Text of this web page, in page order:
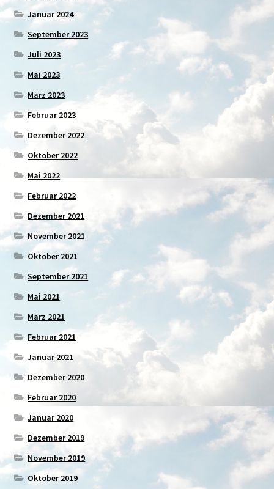
Januar 2024
September 2023
Juli 2023
Mai 2023
März 2023
Februar 2023
Dezember 2022
Oktober 2022
Mai 2022
Februar 2022
Dezember 2021
November 2021
Oktober 2021
September 2021
Mai 2021
März 2021
Februar 2021
Januar 2021
Dezember 2020
Februar 2020
Januar 2020
Dezember 2019
November 2019
Oktober 2019